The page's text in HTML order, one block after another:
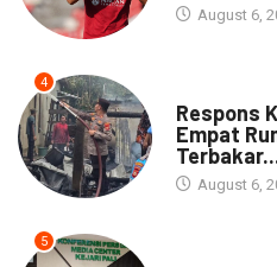
August 6,
4
Respons
Empat
August 6,
5